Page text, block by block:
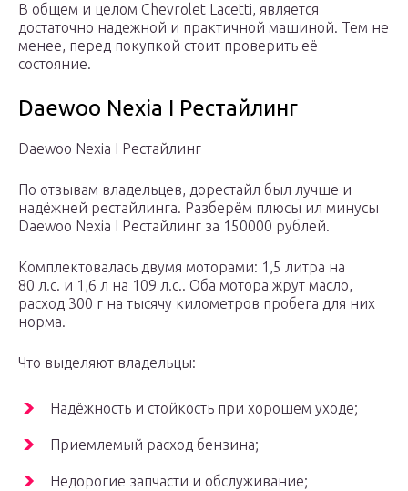
В общем и целом Chevrolet Lacetti, является
достаточно надежной и практичной машиной. Тем не
менее, перед покупкой стоит проверить её
состояние.
Daewoo Nexia I Рестайлинг
Daewoo Nexia I Рестайлинг
По отзывам владельцев, дорестайл был лучше и
надёжней рестайлинга. Разберём плюсы ил минусы
Daewoo Nexia I Рестайлинг за 150000 рублей.
Комплектовалась двумя моторами: 1,5 литра на
80 л.с. и 1,6 л на 109 л.с.. Оба мотора жрут масло,
расход 300 г на тысячу километров пробега для них
норма.
Что выделяют владельцы:
Надёжность и стойкость при хорошем уходе;
Приемлемый расход бензина;
Недорогие запчасти и обслуживание;